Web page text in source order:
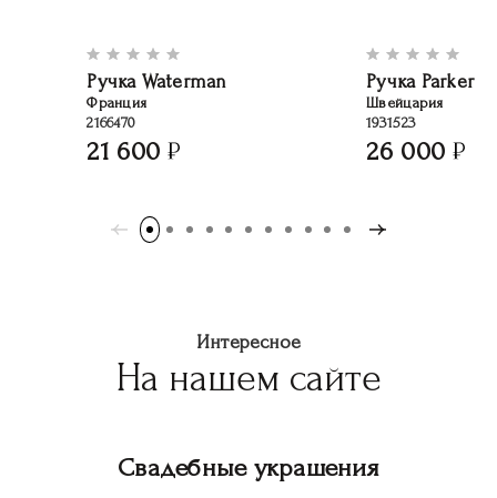
Ручка Waterman
Франция
2166470
21 600
Ручка Parker
Швейцария
1931523
26 000
Интересное
На нашем сайте
Свадебные украшения